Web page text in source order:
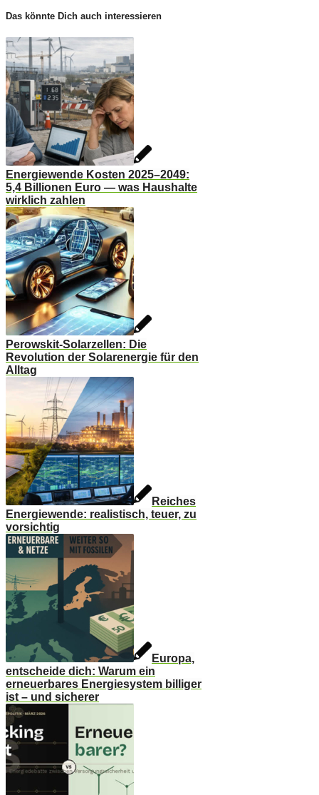
Das könnte Dich auch interessieren
Energiewende Kosten 2025–2049:
5,4 Billionen Euro — was Haushalte
wirklich zahlen
Perowskit-Solarzellen: Die
Revolution der Solarenergie für den
Alltag
Reiches
Energiewende: realistisch, teuer, zu
vorsichtig
Europa,
entscheide dich: Warum ein
erneuerbares Energiesystem billiger
ist – und sicherer